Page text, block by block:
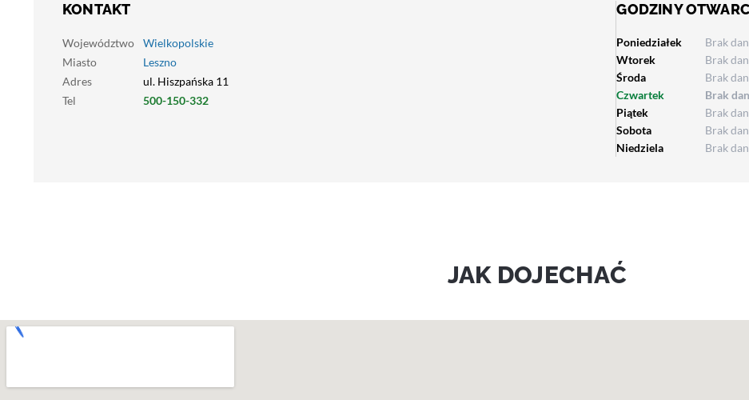
KONTAKT
Województwo
Wielkopolskie
Miasto
Leszno
Adres
ul. Hiszpańska 11
Tel
500-150-332
GODZINY
Poniedziałek
Brak
Wtorek
Brak
Środa
Brak
Czwartek
Brak
Piątek
Brak
Sobota
Brak
Niedziela
Brak
JAK DOJECHAĆ